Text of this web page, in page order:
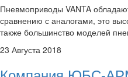
Пневмоприводы VANTA
сравнению с аналогами, это
также большинство моделей
23 Августа 2018